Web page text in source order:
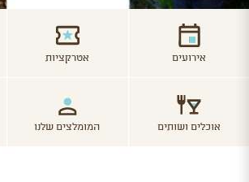
אירועים אטרקציות
אוכלים ושותים המומלצים שלנו